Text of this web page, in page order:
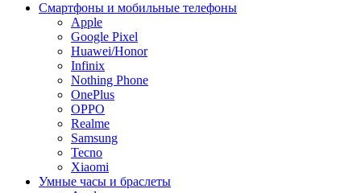
Смартфоны и мобильные телефоны
Apple
Google Pixel
Huawei/Honor
Infinix
Nothing Phone
OnePlus
OPPO
Realme
Samsung
Tecno
Xiaomi
Умные часы и браслеты